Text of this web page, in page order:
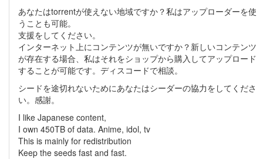
あなたはtorrentが使えない地域ですか？私はアップローダーを使
うことも可能。
支援をしてください。
インターネット上にコンテンツが無いですか？新しいコンテンツ
が存在する場合、私はそれをショップから購入してアップロード
することが可能です。ディスコードで相談。
シードを途切れないためにあなたはシーダーの協力をしてくださ
い。感謝。
I like Japanese content,
I own 450TB of data. Anime, idol, tv
This is mainly for redistribution
Keep the seeds fast and fast.